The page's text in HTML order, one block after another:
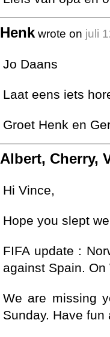
Henk wrote on juli
Jo Daans
Laat eens iets
Groet Henk en
Albert, Cherry,
Hi Vince,
Hope you slept
FIFA update :
against Spain.
We are missing
Sunday. Have